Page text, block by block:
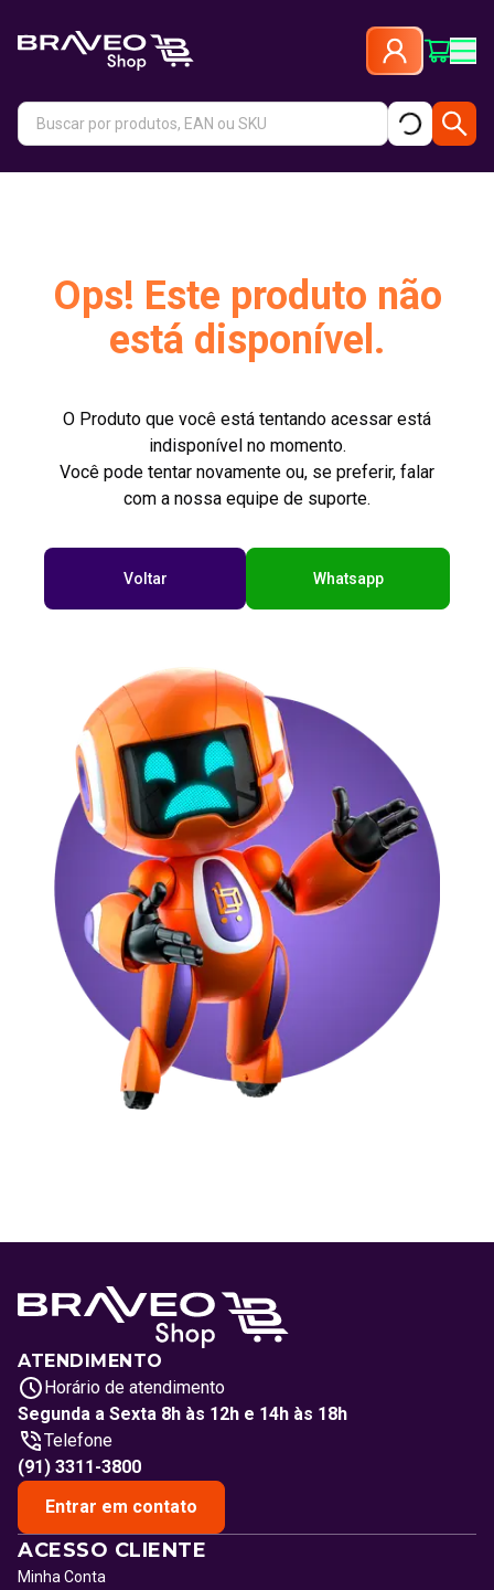
Ops! Este produto não
está disponível.
O Produto que você está tentando acessar está
indisponível no momento.
Você pode tentar novamente ou, se preferir, falar
com a nossa equipe de suporte.
Voltar Whatsapp
ATENDIMENTO
Horário de atendimento
Segunda a Sexta 8h às 12h e 14h às 18h
Telefone
(91) 3311-3800
Entrar em contato
ACESSO CLIENTE
Minha Conta